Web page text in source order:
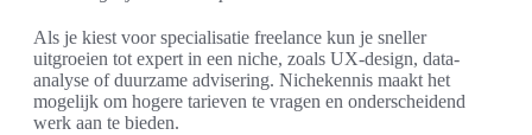
Als je kiest voor specialisatie freelance kun je sneller
uitgroeien tot expert in een niche, zoals UX-design, data-
analyse of duurzame advisering. Nichekennis maakt het
mogelijk om hogere tarieven te vragen en onderscheidend
werk aan te bieden.